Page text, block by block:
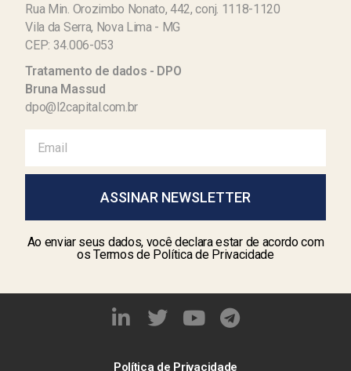
Rua Min. Orozimbo Nonato, 442, conj. 1118-1120
Vila da Serra, Nova Lima - MG
CEP: 34.006-053
Tratamento de dados - DPO
Bruna Massud
dpo@l2capital.com.br
ASSINAR NEWSLETTER
Ao enviar seus dados, você declara estar de acordo com
os Termos de Política de Privacidade
Política de Privacidade